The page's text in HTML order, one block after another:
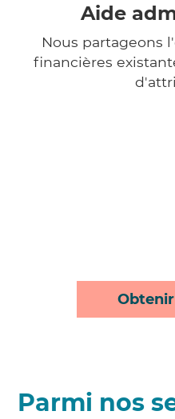
Aide
Nous partageons
financières
Parmi nos